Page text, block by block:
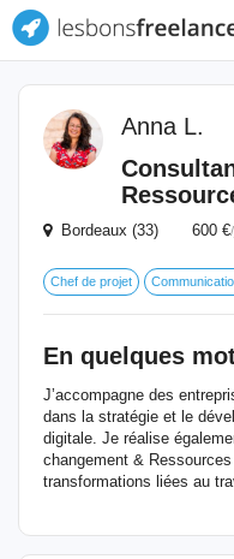
Anna L.
Bordeaux (33) 600 €
Chef de projet
En quelques
J’accompagne des
dans la stratégie et le
digitale. Je réalise
changement &
transformations liées au